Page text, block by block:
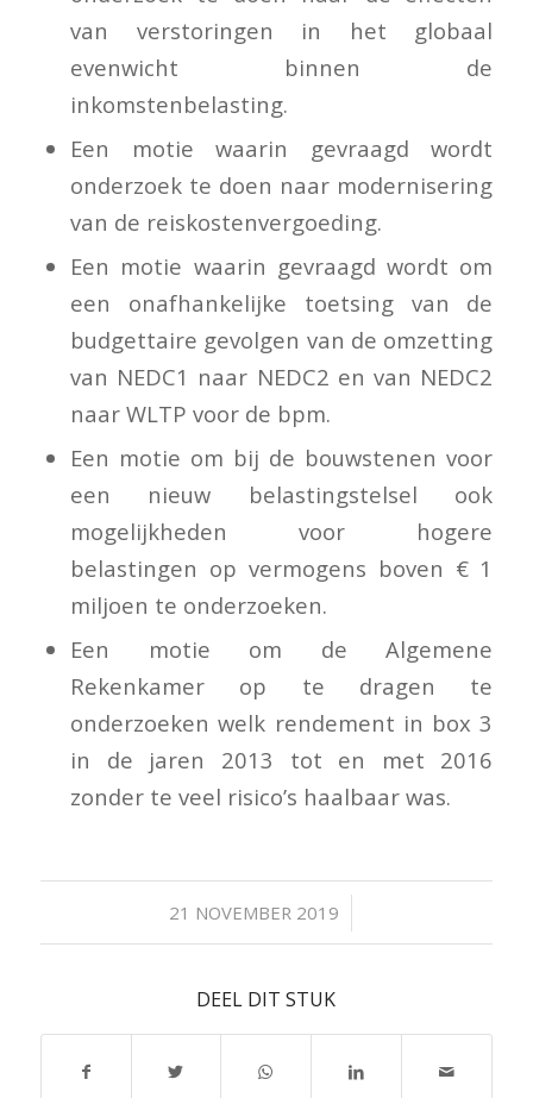
van verstoringen in het globaal
evenwicht binnen de
inkomstenbelasting.
Een motie waarin gevraagd wordt
onderzoek te doen naar modernisering
van de reiskostenvergoeding.
Een motie waarin gevraagd wordt om
een onafhankelijke toetsing van de
budgettaire gevolgen van de omzetting
van NEDC1 naar NEDC2 en van NEDC2
naar WLTP voor de bpm.
Een motie om bij de bouwstenen voor
een nieuw belastingstelsel ook
mogelijkheden voor hogere
belastingen op vermogens boven € 1
miljoen te onderzoeken.
Een motie om de Algemene
Rekenkamer op te dragen te
onderzoeken welk rendement in box 3
in de jaren 2013 tot en met 2016
zonder te veel risico’s haalbaar was.
21 NOVEMBER 2019
/
DEEL DIT STUK